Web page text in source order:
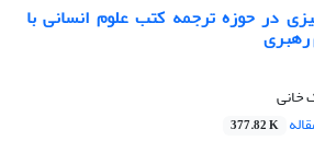
در حوزه ترجمه کتب علوم انسانی با
رهبری
خانی
377.82 K